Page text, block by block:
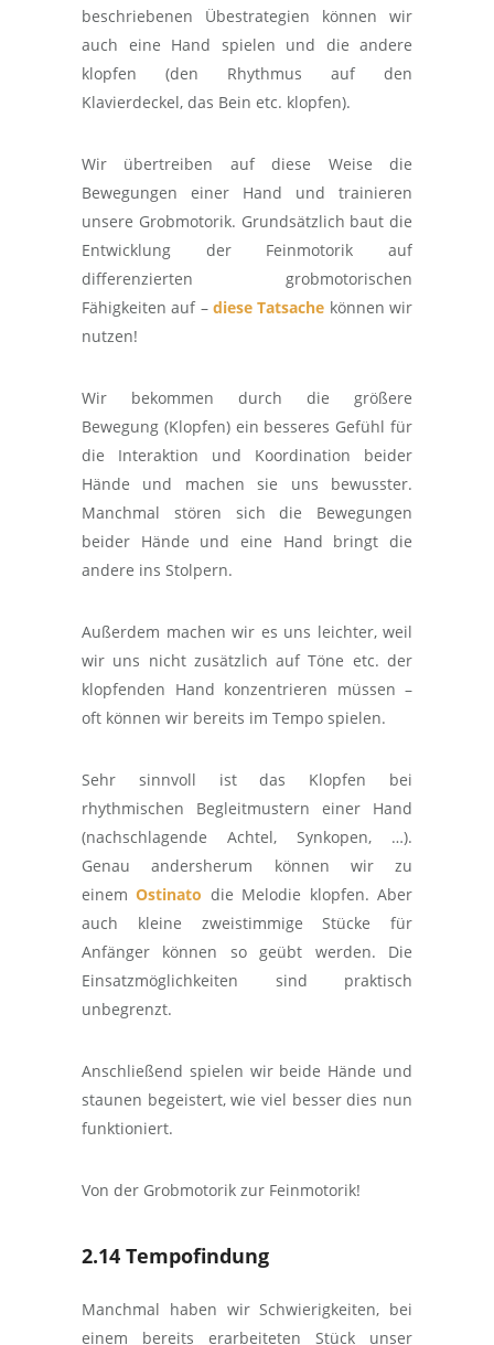
beschriebenen Übestrategien können wir
auch eine Hand spielen und die andere
klopfen (den Rhythmus auf den
Klavierdeckel, das Bein etc. klopfen).
Wir übertreiben auf diese Weise die
Bewegungen einer Hand und trainieren
unsere Grobmotorik. Grundsätzlich baut die
Entwicklung der Feinmotorik auf
differenzierten grobmotorischen
Fähigkeiten auf – diese Tatsache können wir
nutzen!
Wir bekommen durch die größere
Bewegung (Klopfen) ein besseres Gefühl für
die Interaktion und Koordination beider
Hände und machen sie uns bewusster.
Manchmal stören sich die Bewegungen
beider Hände und eine Hand bringt die
andere ins Stolpern.
Außerdem machen wir es uns leichter, weil
wir uns nicht zusätzlich auf Töne etc. der
klopfenden Hand konzentrieren müssen –
oft können wir bereits im Tempo spielen.
Sehr sinnvoll ist das Klopfen bei
rhythmischen Begleitmustern einer Hand
(nachschlagende Achtel, Synkopen, …).
Genau andersherum können wir zu
einemOstinato die Melodie klopfen. Aber
auch kleine zweistimmige Stücke für
Anfänger können so geübt werden. Die
Einsatzmöglichkeiten sind praktisch
unbegrenzt.
Anschließend spielen wir beide Hände und
staunen begeistert, wie viel besser dies nun
funktioniert.
Von der Grobmotorik zur Feinmotorik!
2.14 Tempofindung
Manchmal haben wir Schwierigkeiten, bei
einem bereits erarbeiteten Stück unser